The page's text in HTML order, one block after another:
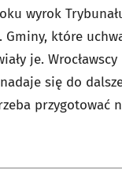
wyrok
które
je.
się do
przygotować